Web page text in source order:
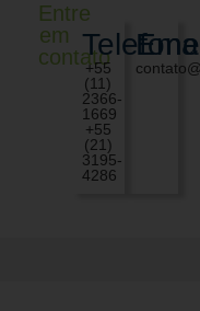
Entre
em
contato
+55
(11)
2366-
1669
+55
(21)
3195-
4286